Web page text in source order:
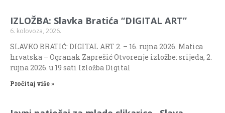
IZLOŽBA: Slavka Bratića “DIGITAL ART”
6. kolovoza, 2026.
SLAVKO BRATIĆ: DIGITAL ART 2. – 16. rujna 2026. Matica
hrvatska – Ogranak Zaprešić Otvorenje izložbe: srijeda, 2.
rujna 2026. u 19 sati Izložba Digital
Pročitaj više »